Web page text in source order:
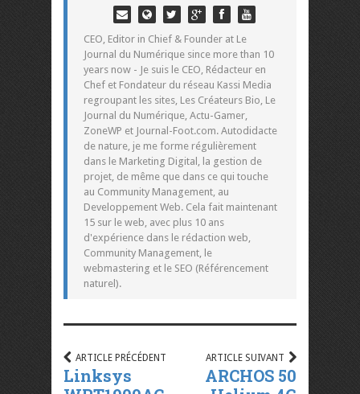
CEO, Editor in Chief & Founder at Le
Journal du Numérique since more than 10
years now - Je suis le CEO, Rédacteur en
Chef et Fondateur du réseau Kassi Media
regroupant les sites, Les Créateurs Bio, Le
Journal du Numérique, Actu-Gamer,
ZoneWP et Journal-Foot.com. Autodidacte
de nature, je me forme régulièrement
dans le Marketing Digital, la gestion de
projet, de même que dans ce qui touche
au Community Management, au
Developpement Web. Cela fait maintenant
15 sur le web, avec plus 10 ans
d'expérience dans le rédaction web,
Community Management, le
webmastering et le SEO (Référencement
naturel).
ARTICLE PRÉCÉDENT
Linksys
ARTICLE SUIVANT
ARCHOS 50